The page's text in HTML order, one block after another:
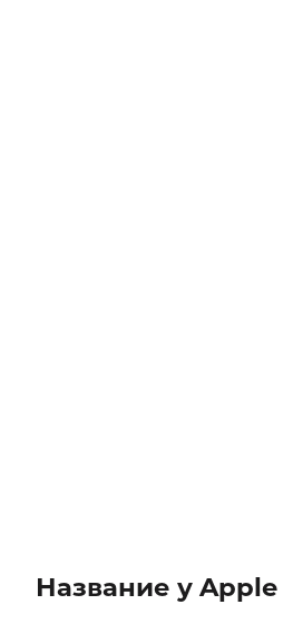
Название у Apple